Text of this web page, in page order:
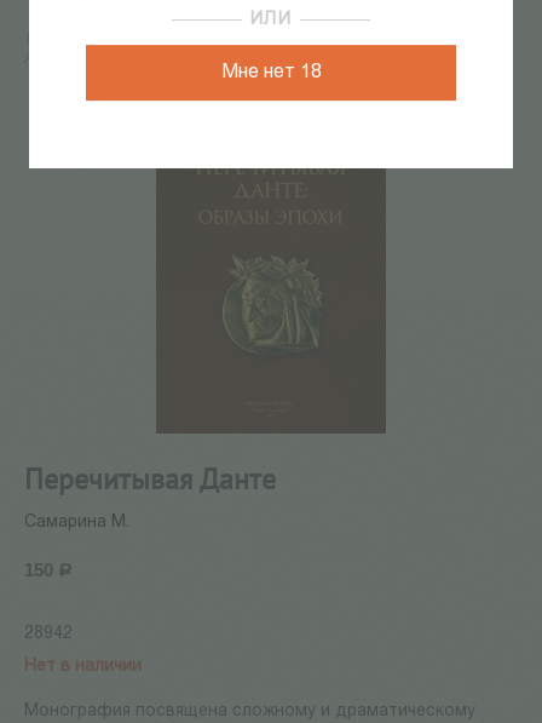
ИЛИ
Мне нет 18
Главная / КАТАЛОГ КНИГ / история / История
Античности и Средних веков
Перечитывая Данте
Перечитывая Данте
Самарина М.
150 Р
28942
Нет в наличии
Монография посвящена сложному и драматическому